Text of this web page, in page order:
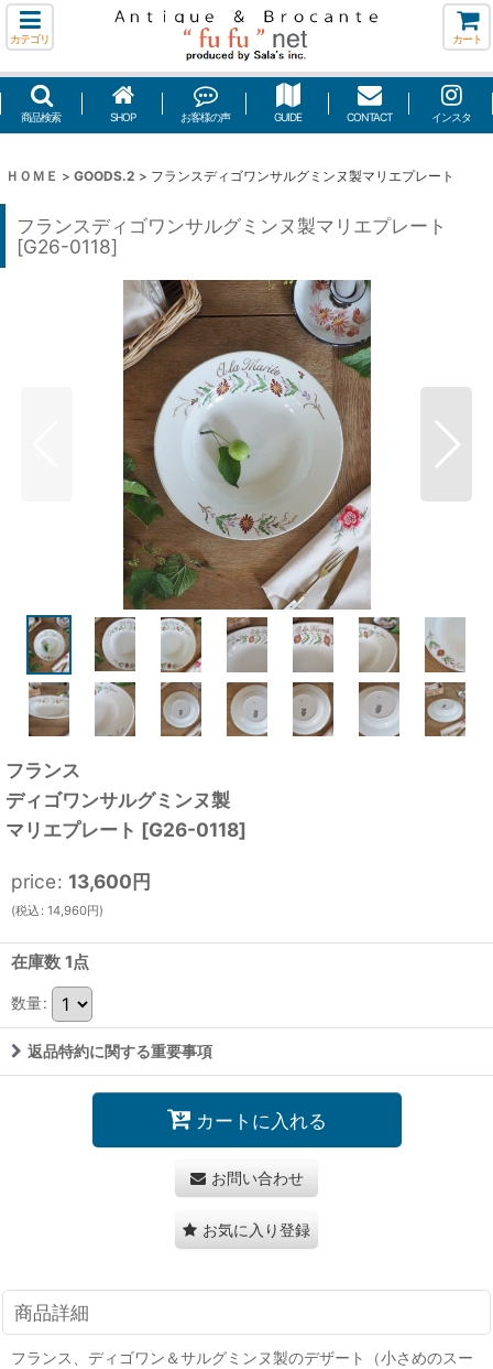
カテゴリ カート
商品検索 SHOP お客様の声 GUIDE CONTACT インスタ
ＨＯＭＥ > GOODS.2 > フランスディゴワンサルグミンヌ製マリエプレート
フランスディゴワンサルグミンヌ製マリエプレート
[G26-0118]
フランス
ディゴワンサルグミンヌ製
マリエプレート [G26-0118]
price: 13,600円
(税込 : 14,960円)
在庫数 1点
数量:
返品特約に関する重要事項
カートに入れる
お問い合わせ
お気に入り登録
商品詳細
フランス、ディゴワン＆サルグミンヌ製のデザート（小さめのスー